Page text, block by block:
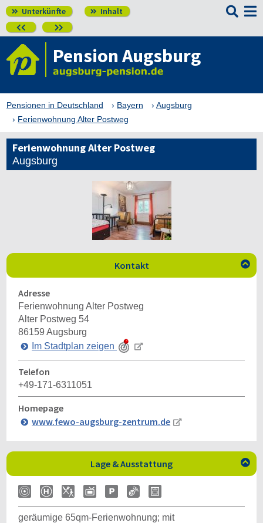
 Unterkünfte  Inhalt
 

Pension Augsburg
Pensionen in Deutschland Bayern
Augsburg
Ferienwohnung Alter Postweg
Ferienwohnung Alter Postweg
Augsburg
Kontakt 
Adresse
Ferienwohnung Alter Postweg
Alter Postweg 54
86159 Augsburg
Im Stadtplan zeigen
Telefon
+49-171-6311051
Homepage
www.fewo-augsburg-zentrum.de
Lage & Ausstattung 
geräumige 65qm-Ferienwohnung; mit